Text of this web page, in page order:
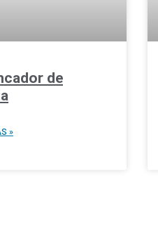
de
»